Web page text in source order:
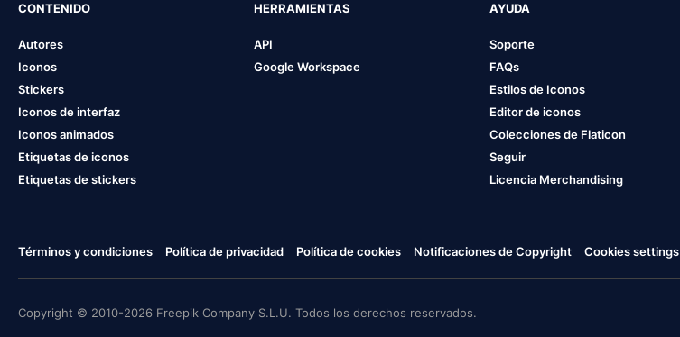
CONTENIDO
Autores
Iconos
Stickers
Iconos de interfaz
Iconos animados
Etiquetas de iconos
Etiquetas de stickers
HERRAMIENTAS
API
Google Workspace
AYUDA
Soporte
FAQs
Estilos de Iconos
Editor de iconos
Colecciones de Flaticon
Seguir
Licencia Merchandising
Términos y condiciones Política de privacidad Política de cookies Notificaciones de Copyright Cookies settings
Copyright © 2010-2026 Freepik Company S.L.U. Todos los derechos reservados.